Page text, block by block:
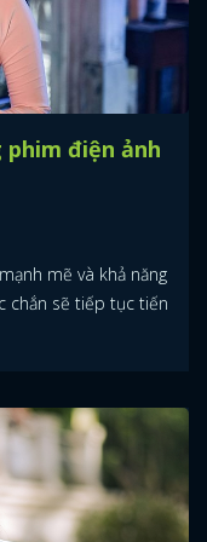
phim điện ảnh
mẽ và khả năng
chắn sẽ tiếp tục tiến